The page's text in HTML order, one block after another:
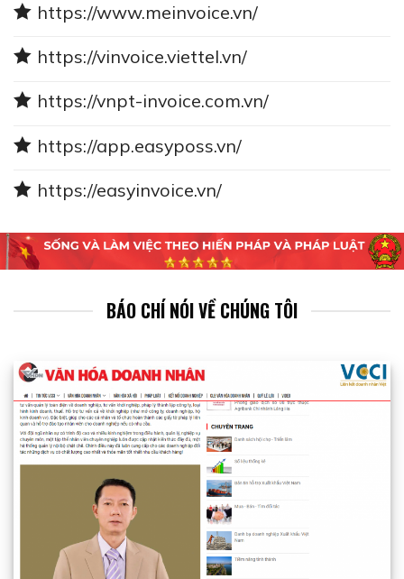
https://www.meinvoice.vn/
https://vinvoice.viettel.vn/
https://vnpt-invoice.com.vn/
https://app.easyposs.vn/
https://easyinvoice.vn/
BÁO CHÍ NÓI VỀ CHÚNG TÔI